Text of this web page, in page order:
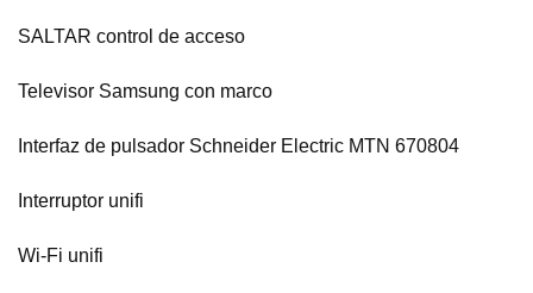
SALTAR control de acceso
Televisor Samsung con marco
Interfaz de pulsador Schneider Electric MTN 670804
Interruptor unifi
Wi-Fi unifi